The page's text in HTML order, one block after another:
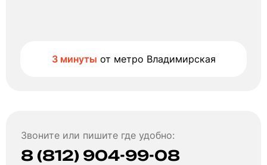
3 минуты от метро Владимирская
Звоните или пишите где удобно:
8 (812) 904-99-08